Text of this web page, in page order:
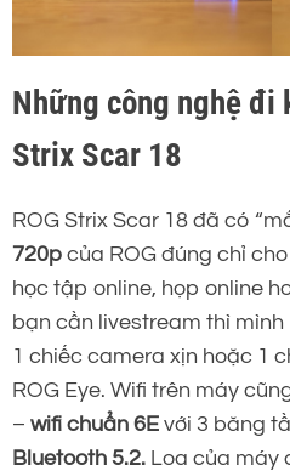
Những công nghệ đi
Strix Scar 18
ROG Strix Scar 18 đã có
720p của ROG đúng chỉ
học tập online, họp online
bạn cần livestream thì
1 chiếc camera xịn hoặc 1
ROG Eye. Wifi trên máy
– wifi chuẩn 6E với 3 băng
Bluetooth 5.2. Loa của máy